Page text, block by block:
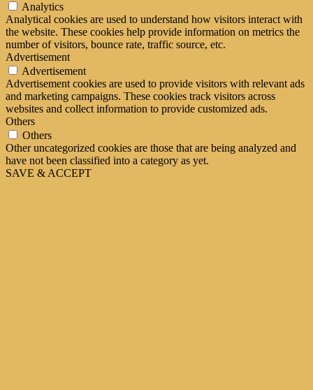
Analytics
Analytical cookies are used to understand how visitors interact with
the website. These cookies help provide information on metrics the
number of visitors, bounce rate, traffic source, etc.
Advertisement
Advertisement
Advertisement cookies are used to provide visitors with relevant ads
and marketing campaigns. These cookies track visitors across
websites and collect information to provide customized ads.
Others
Others
Other uncategorized cookies are those that are being analyzed and
have not been classified into a category as yet.
SAVE & ACCEPT